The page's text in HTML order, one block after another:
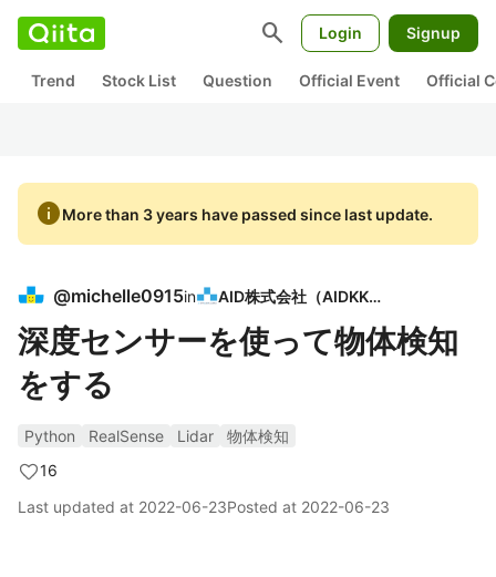
search Login Signup
Trend Stock List Question Official Event Official
infoMore than 3 years have passed since last update.
@michelle0915in AID株式会社（AIDKK）
深度センサーを使って物体検知
をする
Python RealSense Lidar
物体検知
16
Last updated at 2022-06-23Posted at 2022-06-23